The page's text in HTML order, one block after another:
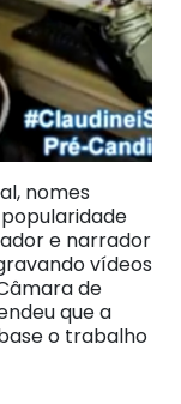
nomes
e narrador
vídeos
de
que a
o trabalho